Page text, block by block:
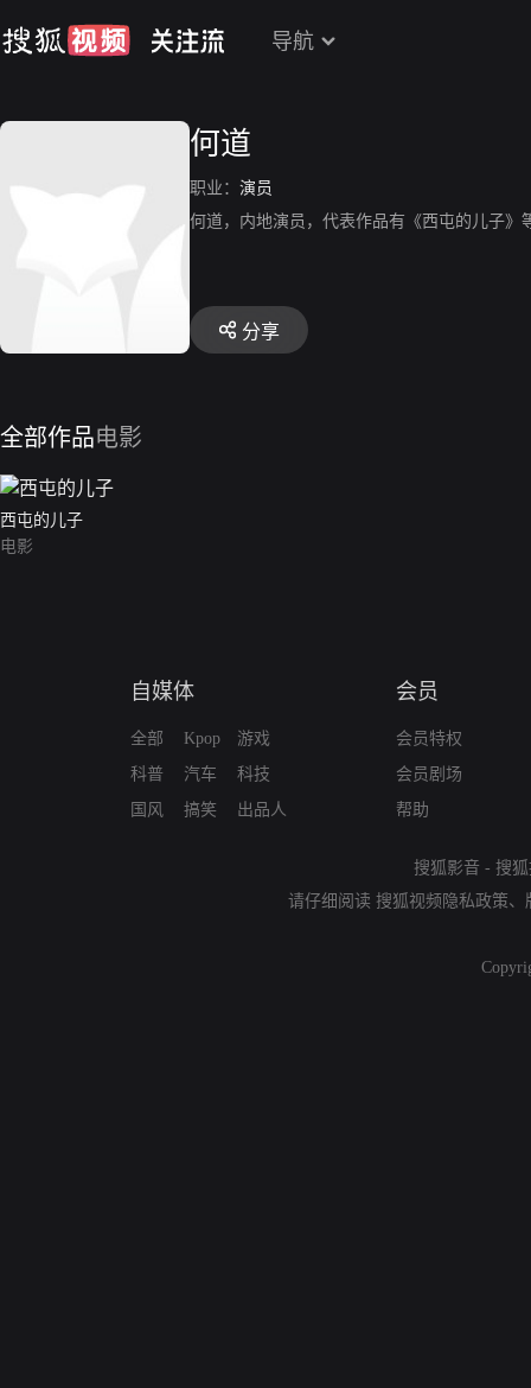
导航
何道
职业： 演员
何道，内地演员，代表作品有《西屯的儿子》
分享
全部作品电影
西屯的儿子
电影
自媒体
全部
科普
国风
Kpop
汽车
搞笑
游戏
科技
出品人
会员
会员特权
会员剧场
帮助
搜狐影音 - 搜
请仔细阅读 搜狐视频隐私政策、